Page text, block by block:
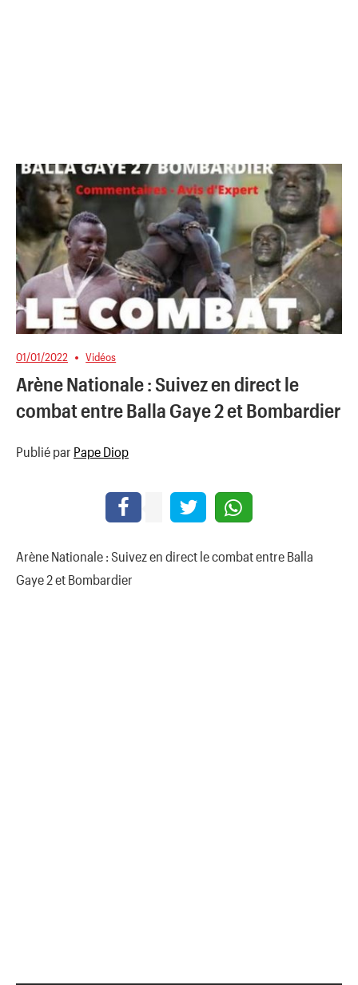
01/01/2022 Vidéos
Arène Nationale : Suivez en direct le
combat entre Balla Gaye 2 et Bombardier
Publié par Pape Diop
Arène Nationale : Suivez en direct le combat entre Balla
Gaye 2 et Bombardier